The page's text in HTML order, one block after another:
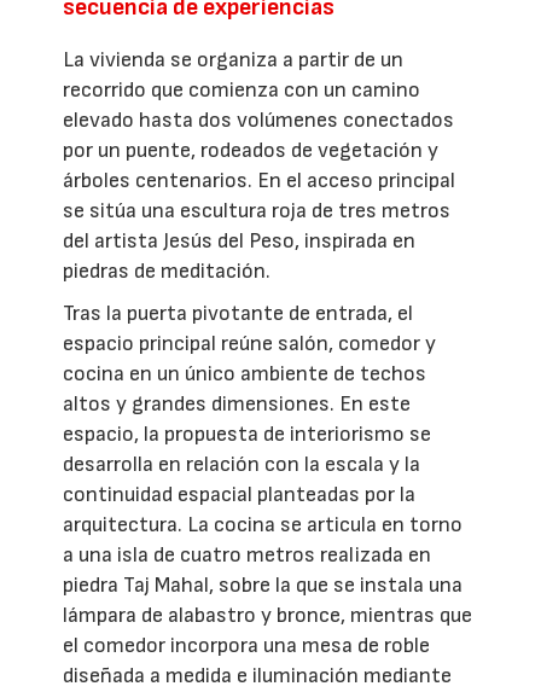
secuencia de experiencias
La vivienda se organiza a partir de un
recorrido que comienza con un camino
elevado hasta dos volúmenes conectados
por un puente, rodeados de vegetación y
árboles centenarios. En el acceso principal
se sitúa una escultura roja de tres metros
del artista Jesús del Peso, inspirada en
piedras de meditación.
Tras la puerta pivotante de entrada, el
espacio principal reúne salón, comedor y
cocina en un único ambiente de techos
altos y grandes dimensiones. En este
espacio, la propuesta de interiorismo se
desarrolla en relación con la escala y la
continuidad espacial planteadas por la
arquitectura. La cocina se articula en torno
a una isla de cuatro metros realizada en
piedra Taj Mahal, sobre la que se instala una
lámpara de alabastro y bronce, mientras que
el comedor incorpora una mesa de roble
diseñada a medida e iluminación mediante